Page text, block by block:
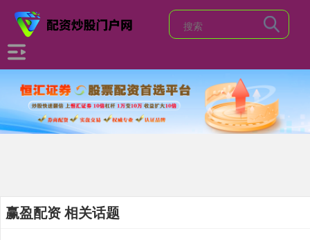
赢盈配资 相关话题